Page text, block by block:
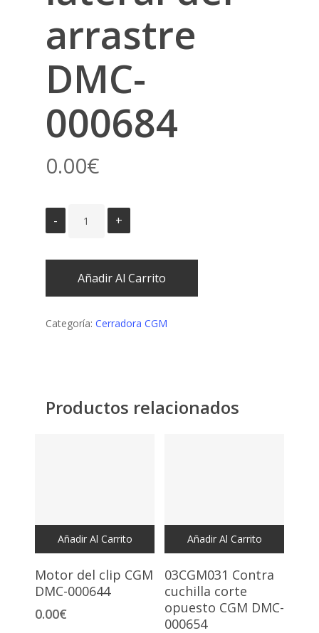
arrastre
DMC-
000684
0.00€
Añadir Al Carrito
Categoría: Cerradora CGM
Productos relacionados
Añadir Al Carrito
Motor del clip CGM
DMC-000644
0.00€
Añadir Al Carrito
03CGM031 Contra
cuchilla corte
opuesto CGM DMC-
000654